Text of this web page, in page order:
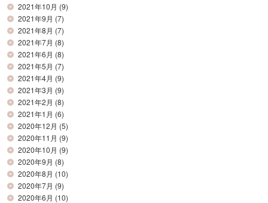
2021年10月 (9)
2021年9月 (7)
2021年8月 (7)
2021年7月 (8)
2021年6月 (8)
2021年5月 (7)
2021年4月 (9)
2021年3月 (9)
2021年2月 (8)
2021年1月 (6)
2020年12月 (5)
2020年11月 (9)
2020年10月 (9)
2020年9月 (8)
2020年8月 (10)
2020年7月 (9)
2020年6月 (10)